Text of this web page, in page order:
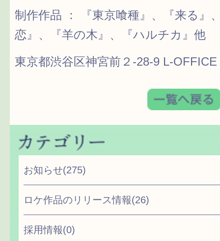
制作作品 ： 『東京喰種』、『来る』
恋』、『羊の木』、『ハルチカ』他
東京都渋谷区神宮前２-28-9 L-
お知らせ(275)
ロケ作品のリリース情報(26)
採用情報(0)